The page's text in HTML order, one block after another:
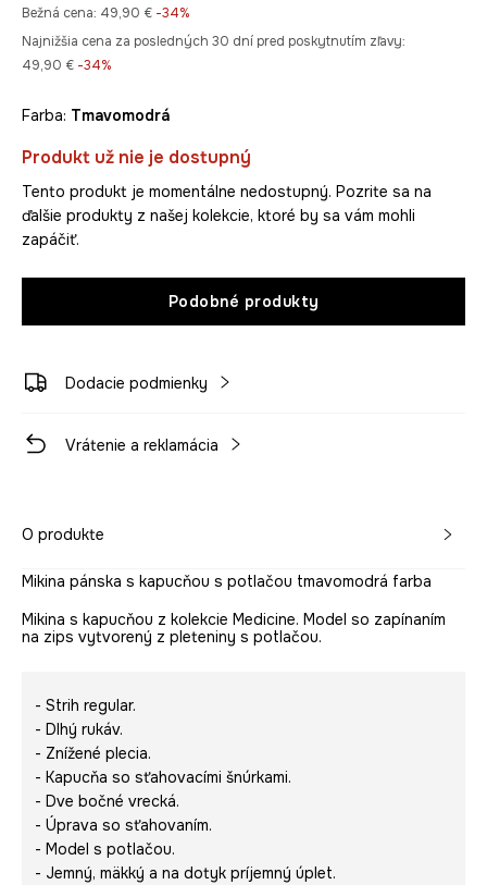
Bežná cena: 49,90 € -34%
Najnižšia cena za posledných 30 dní pred poskytnutím zľavy:
49,90 € -34%
Farba: tmavomodrá
Produkt už nie je dostupný
Tento produkt je momentálne nedostupný. Pozrite sa na
ďalšie produkty z našej kolekcie, ktoré by sa vám mohli
zapáčiť.
Podobné produkty
Dodacie podmienky
Vrátenie a reklamácia
O produkte
Mikina pánska s kapucňou s potlačou tmavomodrá farba
Mikina s kapucňou z kolekcie Medicine. Model so zapínaním
na zips vytvorený z pleteniny s potlačou.
- Strih regular.
- Dlhý rukáv.
- Znížené plecia.
- Kapucňa so sťahovacími šnúrkami.
- Dve bočné vrecká.
- Úprava so sťahovaním.
- Model s potlačou.
- Jemný, mäkký a na dotyk príjemný úplet.